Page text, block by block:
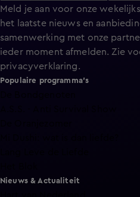
Meld je aan voor onze
het laatste nieuws en
samenwerking met onze
ieder moment afmelden. Zie
privacyverklaring.
Populaire programma's
Nieuws & Actualiteit